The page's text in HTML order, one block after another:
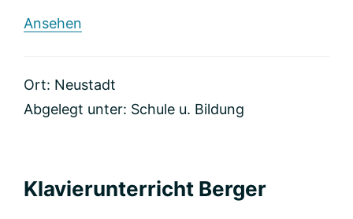
Ansehen
Ort: Neustadt
Abgelegt unter: Schule u. Bildung
Klavierunterricht Berger